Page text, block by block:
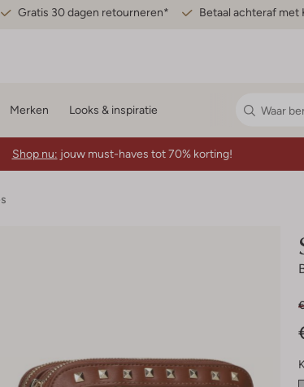
Gratis 30 dagen retourneren* Betaal achteraf met
Merken Looks & inspiratie
Shop nu: jouw must-haves tot 70% korting!